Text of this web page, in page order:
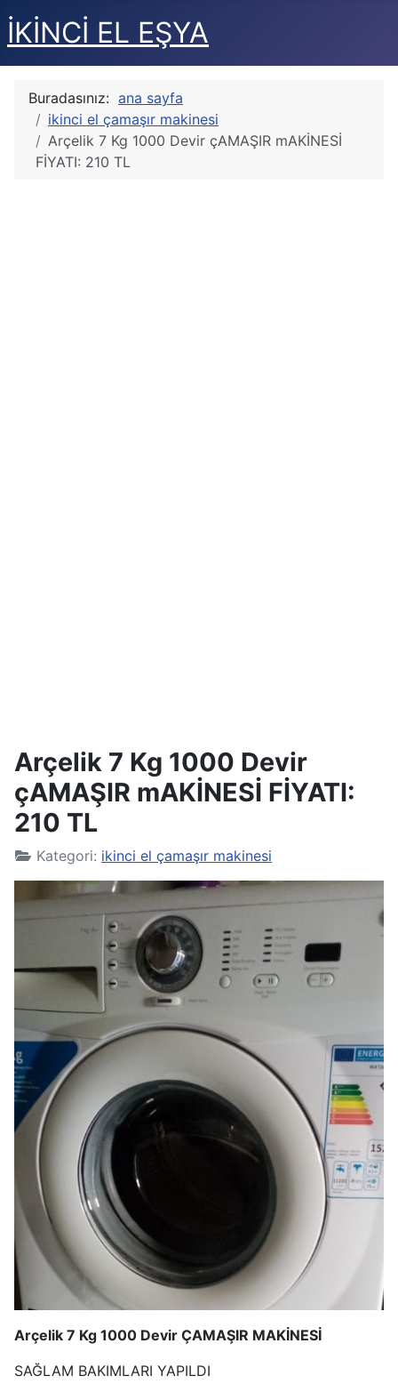
İKİNCİ EL EŞYA
Buradasınız: ana sayfa
ikinci el çamaşır makinesi
Arçelik 7 Kg 1000 Devir çAMAŞIR mAKİNESİ
FİYATI: 210 TL
Arçelik 7 Kg 1000 Devir
çAMAŞIR mAKİNESİ FİYATI:
210 TL
Kategori: ikinci el çamaşır makinesi
Arçelik 7 Kg 1000 Devir ÇAMAŞIR MAKİNESİ
SAĞLAM BAKIMLARI YAPILDI